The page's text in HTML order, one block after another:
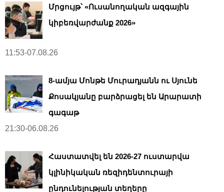
Մրցույթ՝ «Ուսանողական ազգային
կիբեռվարժանք 2026»
11:53-07.08.26
8-ամյա Մոնթե Մուրադյանն ու Սյունե
Քոսակյանը բարձրացել են Արարատի
գագաթ
21:30-06.08.26
Հաստատվել են 2026-27 ուստարվա
կլինիկական ռեզիդենտուրայի
ընդունելության տեղերը